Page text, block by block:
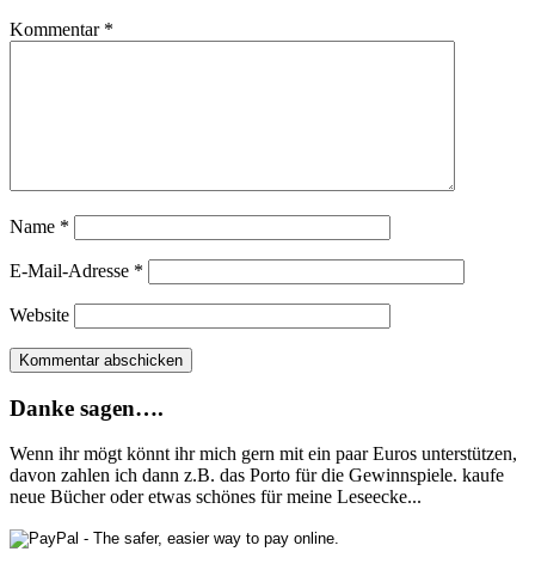
Kommentar *
Name *
E-Mail-Adresse *
Website
Danke sagen….
Wenn ihr mögt könnt ihr mich gern mit ein paar Euros unterstützen,
davon zahlen ich dann z.B. das Porto für die Gewinnspiele. kaufe
neue Bücher oder etwas schönes für meine Leseecke...